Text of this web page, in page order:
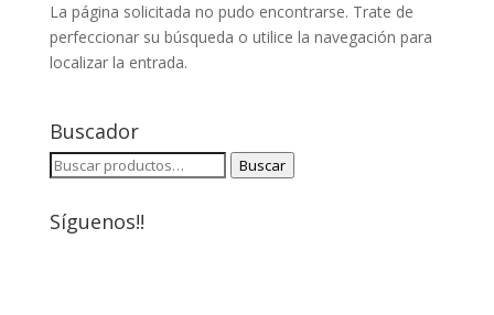
La página solicitada no pudo encontrarse. Trate de
perfeccionar su búsqueda o utilice la navegación para
localizar la entrada.
Buscador
Buscar
Buscar
Síguenos!!